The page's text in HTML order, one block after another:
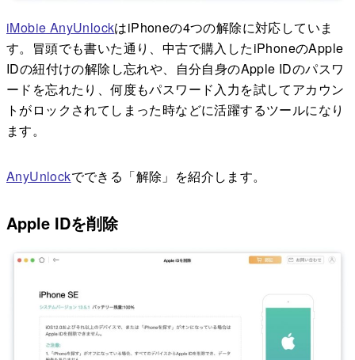
iMobie AnyUnlockはiPhoneの4つの解除に対応していま
す。冒頭でも書いた通り、中古で購入したiPhoneのApple
IDの紐付けの解除し忘れや、自分自身のApple IDのパスワ
ードを忘れたり、何度もパスワード入力を試してアカウン
トがロックされてしまった時などに活躍するツールになり
ます。
AnyUnlockでできる「解除」を紹介します。
Apple IDを削除